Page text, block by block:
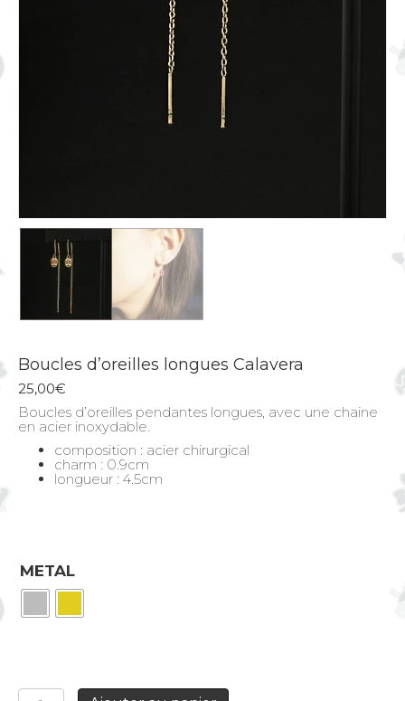
Boucles d’oreilles longues Calavera
25,00€
Boucles d’oreilles pendantes longues, avec une chaine
en acier inoxydable.
composition : acier chirurgical
charm : 0.9cm
longueur : 4.5cm
METAL
quantité